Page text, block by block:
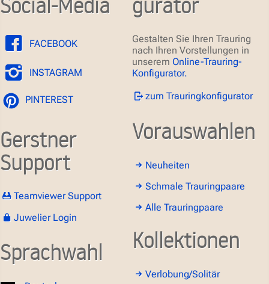
FACEBOOK
INSTAGRAM
PINTEREST
Gerstner
Support
Teamviewer Support
Juwelier Login
Sprachwahl
Gestalten Sie Ihren Trauring
nach Ihren Vorstellungen in
unserem Online-Trauring-
Konfigurator.
zum Trauringkonfigurator
Vorauswahlen
Neuheiten
Schmale Trauringpaare
Alle Trauringpaare
Kollektionen
Verlobung/Solitär